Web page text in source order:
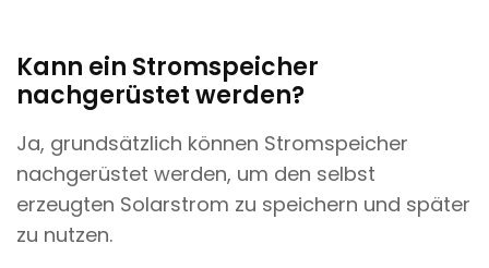
Kann ein Stromspeicher
nachgerüstet werden?
Ja, grundsätzlich können Stromspeicher
nachgerüstet werden, um den selbst
erzeugten Solarstrom zu speichern und später
zu nutzen.